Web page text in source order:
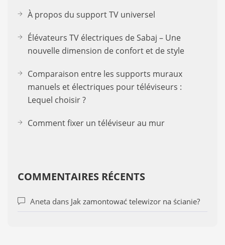
À propos du support TV universel
Élévateurs TV électriques de Sabaj – Une
nouvelle dimension de confort et de style
Comparaison entre les supports muraux
manuels et électriques pour téléviseurs :
Lequel choisir ?
Comment fixer un téléviseur au mur
COMMENTAIRES RÉCENTS
Aneta dans Jak zamontować telewizor na ścianie?